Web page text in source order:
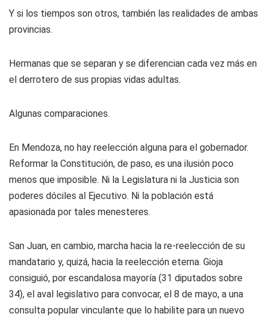
Y si los tiempos son otros, también las realidades de ambas
provincias.
Hermanas que se separan y se diferencian cada vez más en
el derrotero de sus propias vidas adultas.
Algunas comparaciones.
En Mendoza, no hay reelección alguna para el gobernador.
Reformar la Constitución, de paso, es una ilusión poco
menos que imposible. Ni la Legislatura ni la Justicia son
poderes dóciles al Ejecutivo. Ni la población está
apasionada por tales menesteres.
San Juan, en cambio, marcha hacia la re-reelección de su
mandatario y, quizá, hacia la reelección eterna. Gioja
consiguió, por escandalosa mayoría (31 diputados sobre
34), el aval legislativo para convocar, el 8 de mayo, a una
consulta popular vinculante que lo habilite para un nuevo